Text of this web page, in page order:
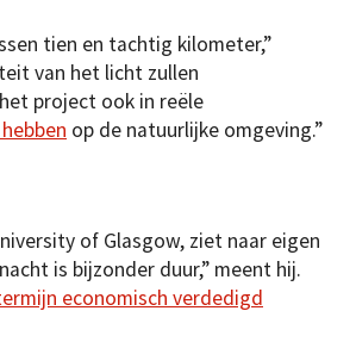
tien en tachtig kilometer,”
van het licht zullen
project ook in reële
op de natuurlijke omgeving.”
of Glasgow, ziet naar eigen
is bijzonder duur,” meent hij.
economisch verdedigd